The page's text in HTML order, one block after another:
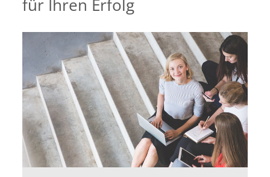
für Ihren Erfolg
Düsseldorf
Erlangen
Frankfurt/Main
Frankfurt/O.